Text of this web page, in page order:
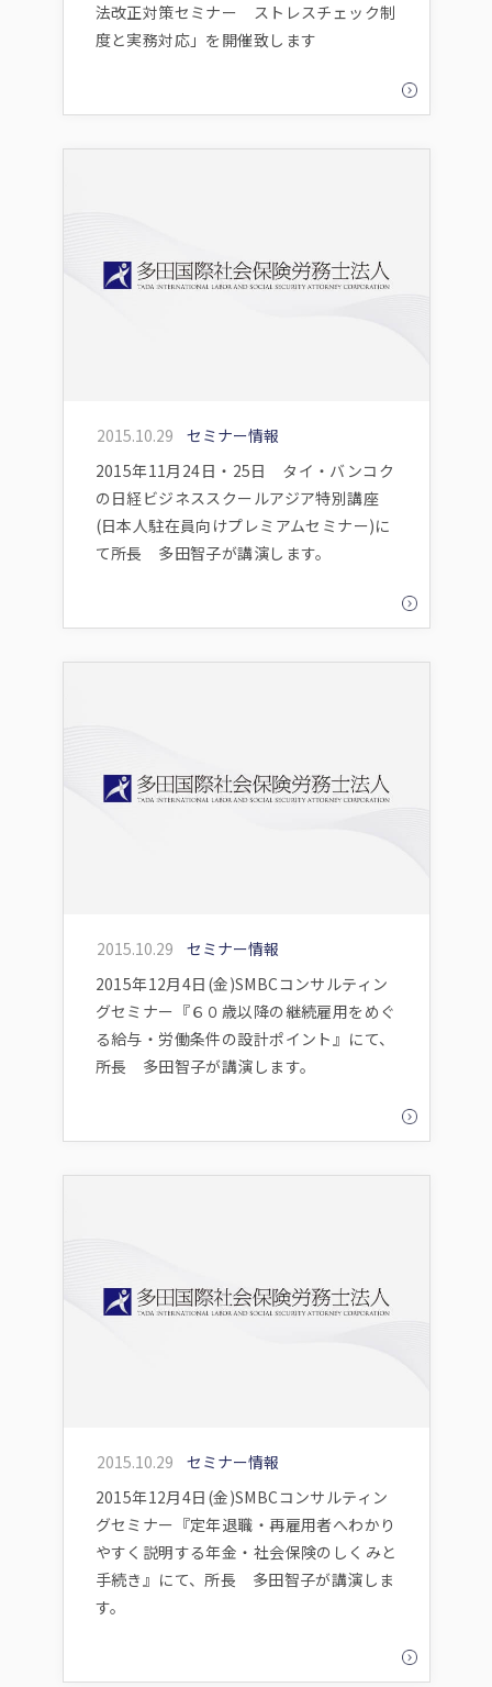
法改正対策セミナー ストレスチェック制
度と実務対応」を開催致します
2015.10.29
セミナー情報
2015年11月24日・25日 タイ・バンコク
の日経ビジネススクールアジア特別講座
(日本人駐在員向けプレミアムセミナー)に
て所長 多田智子が講演します。
2015.10.29
セミナー情報
2015年12月4日(金)SMBCコンサルティン
グセミナー『６０歳以降の継続雇用をめぐ
る給与・労働条件の設計ポイント』にて、
所長 多田智子が講演します。
2015.10.29
セミナー情報
2015年12月4日(金)SMBCコンサルティン
グセミナー『定年退職・再雇用者へわかり
やすく説明する年金・社会保険のしくみと
手続き』にて、所長 多田智子が講演しま
す。